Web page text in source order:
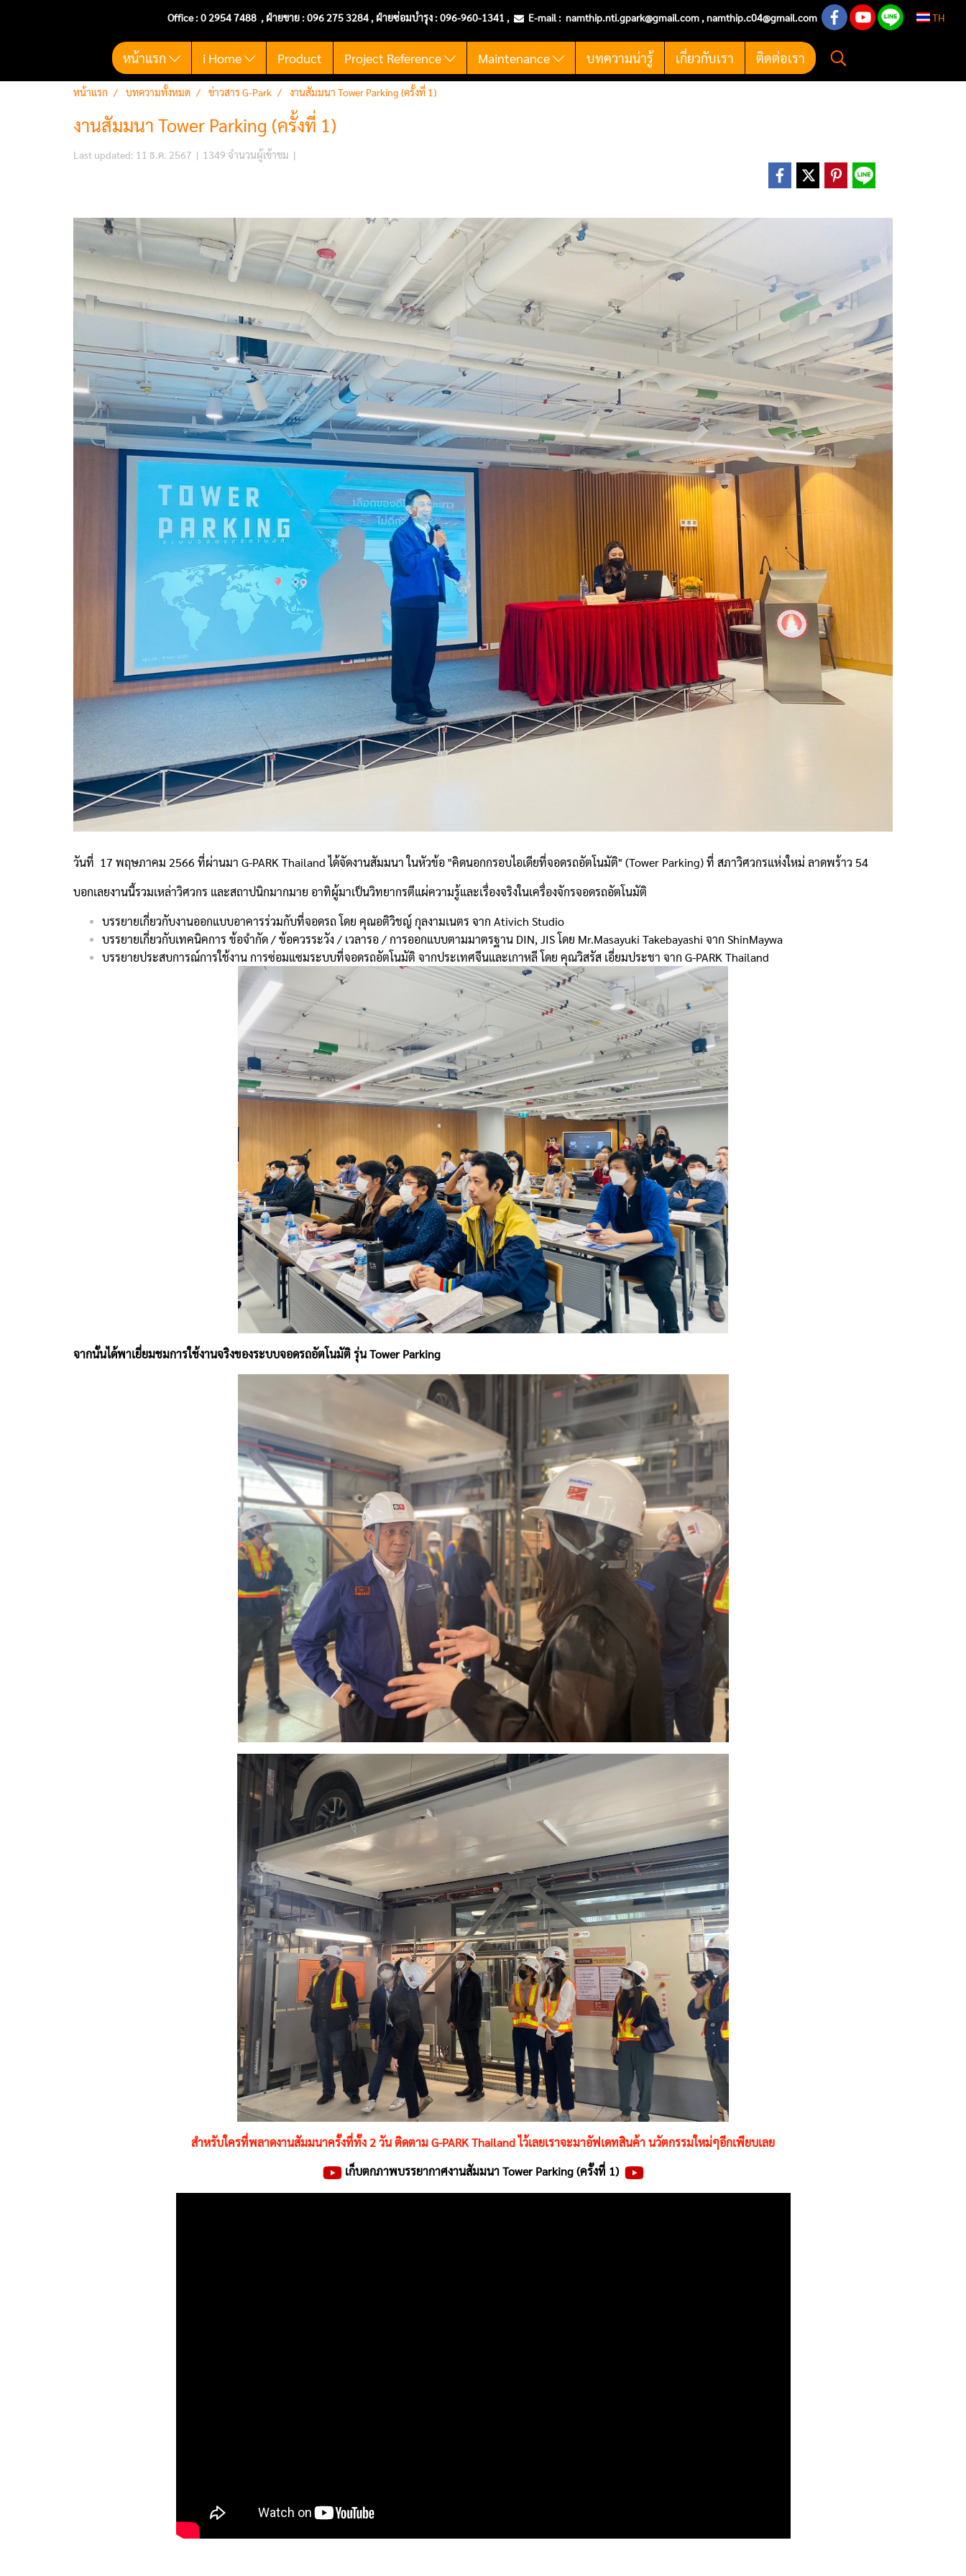
Office :0 2954 7488 , ฝ่ายขาย : 096 275 3284 , ฝ่ายซ่อมบำรุง :096-960-1341 , E-mail : namthip.nti.gpark@gmail.com ,namthip.c04@gmail.com TH
หน้าแรก i Home Product Project Reference Maintenance บทความน่ารู้ เกี่ยวกับเรา ติดต่อเรา
หน้าแรก บทความทั้งหมด ข่าวสาร G-Park งานสัมมนา Tower Parking (ครั้งที่ 1)
งานสัมมนา Tower Parking (ครั้งที่ 1)
Last updated: 11 ธ.ค. 2567 | 1349 จำนวนผู้เข้าชม |
วันที่ 17 พฤษภาคม 2566 ที่ผ่านมา G-PARK Thailand ได้จัดงานสัมมนา ในหัวข้อ "คิดนอกกรอบไอเดียที่จอดรถอัตโนมัติ" (Tower Parking) ที่ สภาวิศวกรแห่งใหม่ ลาดพร้าว 54
บอกเลยงานนี้รวมเหล่าวิศวกร และสถาปนิกมากมาย อาทิผู้มาเป็นวิทยากรตีแผ่ความรู้และเรื่องจริงในเครื่องจักรจอดรถอัตโนมัติ
บรรยายเกี่ยวกับงานออกแบบอาคารร่วมกับที่จอดรถ โดย คุณอติวิชญ์ กุลงามเนตร จาก Ativich Studio
บรรยายเกี่ยวกับเทคนิคการ ข้อจำกัด / ข้อควรระวัง / เวลารอ / การออกแบบตามมาตรฐาน DIN, JIS โดย Mr.Masayuki Takebayashi จาก ShinMaywa
บรรยายประสบการณ์การใช้งาน การซ่อมแซมระบบที่จอดรถอัตโนมัติ จากประเทศจีนและเกาหลี โดย คุณวิสรัส เอี่ยมประชา จาก G-PARK Thailand
จากนั้นได้พาเยี่ยมชมการใช้งานจริงของระบบจอดรถอัตโนมัติ รุ่น Tower Parking
สำหรับใครที่พลาดงานสัมมนาครั้งที่ทั้ง 2 วัน ติดตาม G-PARK Thailand ไว้เลยเราจะมาอัฟเดทสินค้า นวัตกรรมใหม่ๆอีกเพียบเลย
เก็บตกภาพบรรยากาศงานสัมมนา Tower Parking (ครั้งที่ 1)